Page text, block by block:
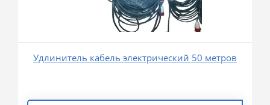
Удлинитель кабель электрический 50 метров